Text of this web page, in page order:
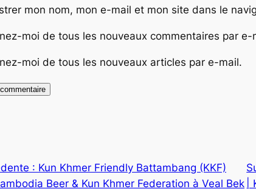
mon nom, mon e-mail et mon site dans le
moi de tous les nouveaux commentaires par e-
moi de tous les nouveaux articles par e-mail.
: Kun Khmer Friendly Battambang (KKF)
Beer & Kun Khmer Federation à Veal Bek